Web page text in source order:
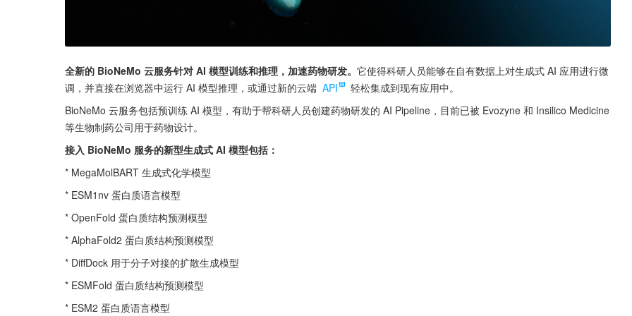
全新的 BioNeMo 云服务针对 AI 模型训练和推理，加速药物研发。 它使得科研人员能够在自有数据上对生成式 AI 应用进行微
调，并直接在浏览器中运行 AI 模型推理，或通过新的云端 API
轻松集成到现有应用中。
BioNeMo 云服务包括预训练 AI 模型，有助于帮科研人员创建药物研发的 AI Pipeline，目前已被 Evozyne 和 Insilico Medicine
等生物制药公司用于药物设计。
接入 BioNeMo 服务的新型生成式 AI 模型包括：
* MegaMolBART 生成式化学模型
* ESM1nv 蛋白质语言模型
* OpenFold 蛋白质结构预测模型
* AlphaFold2 蛋白质结构预测模型
* DiffDock 用于分子对接的扩散生成模型
* ESMFold 蛋白质结构预测模型
* ESM2 蛋白质语言模型